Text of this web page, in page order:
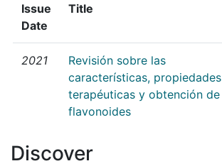
Issue
Date
Title
2021
Revisión sobre las
características, propiedades
terapéuticas y obtención de
flavonoides
Discover